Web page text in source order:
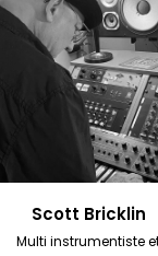
Scott Bricklin
Multi instrumentiste